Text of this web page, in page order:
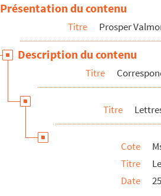
Présentation du contenu
Titre Prosper
Description du contenu
Titre
Titre
Cote
Titre
Date